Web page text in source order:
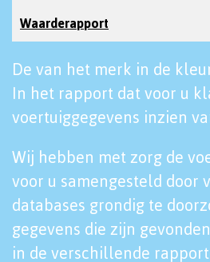
Waarderapport
De van het merk in de
In het rapport dat voor u
voertuiggegevens inzien
Wij hebben met zorg de
voor u samengesteld door
databases grondig te
gegevens die zijn
in de verschillende